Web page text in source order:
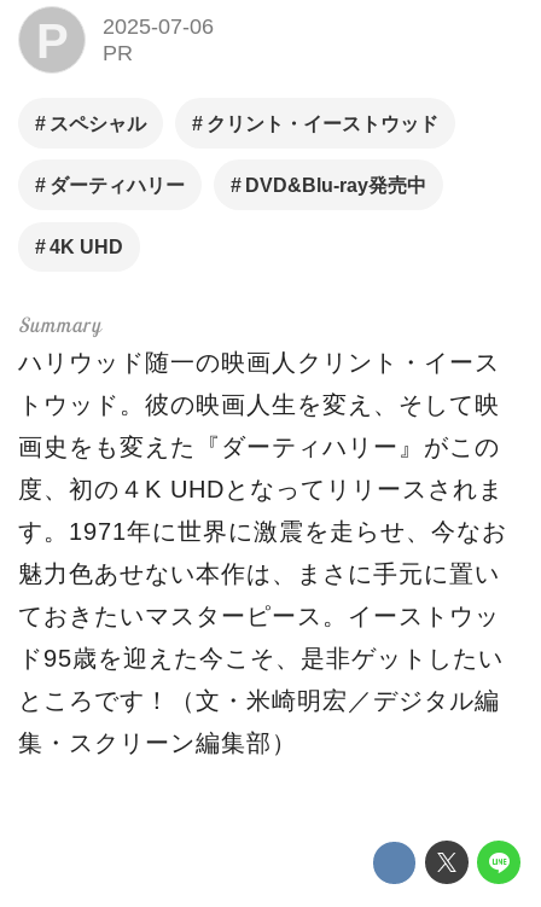
P
2025-07-06
PR
スペシャル クリント・イーストウッド
ダーティハリー DVD&Blu-ray発売中
4K UHD
ハリウッド随一の映画人クリント・イース
トウッド。彼の映画人生を変え、そして映
画史をも変えた『ダーティハリー』がこの
度、初の４K UHDとなってリリースされま
す。1971年に世界に激震を走らせ、今なお
魅力色あせない本作は、まさに手元に置い
ておきたいマスターピース。イーストウッ
ド95歳を迎えた今こそ、是非ゲットしたい
ところです！（文・米崎明宏／デジタル編
集・スクリーン編集部）